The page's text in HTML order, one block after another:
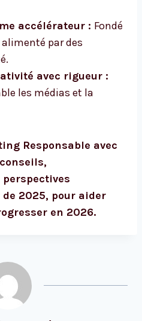
accélérateur : Fondé
par des
avec rigueur :
les médias et la
Responsable avec
2025, pour aider
en 2026.